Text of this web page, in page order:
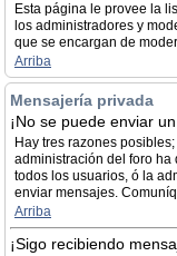
Esta página le provee la
los administradores y
que se encargan de
Arriba
Mensajería privada
¡No se puede enviar
Hay tres razones
administración del foro
todos los usuarios, ó la
enviar mensajes.
Arriba
¡Sigo recibiendo